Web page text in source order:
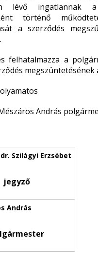
lévő ingatlannak
történő
a szerződés
felhatalmazza a
megszüntetésének
András
jegyző